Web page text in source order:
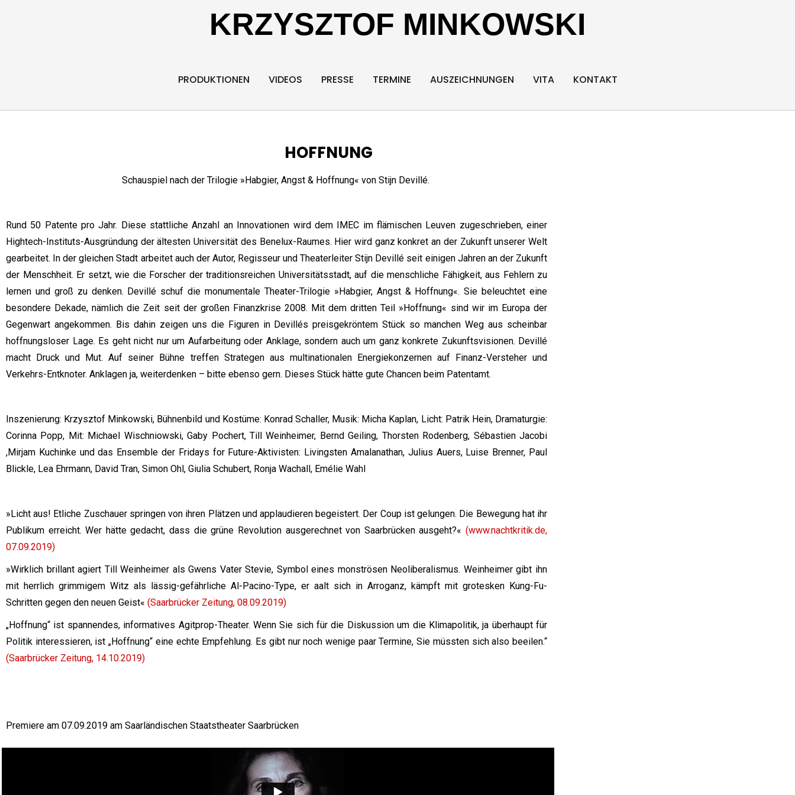
KRZYSZTOF MINKOWSKI
PRODUKTIONEN VIDEOS PRESSE TERMINE AUSZEICHNUNGEN VITA KONTAKT
HOFFNUNG
Schauspiel nach der Trilogie »Habgier, Angst & Hoffnung« von Stijn Devillé.
Rund 50 Patente pro Jahr. Diese stattliche Anzahl an Innovationen wird dem IMEC im flämischen Leuven zugeschrieben, einer
Hightech-Instituts-Ausgründung der ältesten Universität des Benelux-Raumes. Hier wird ganz konkret an der Zukunft unserer Welt
gearbeitet. In der gleichen Stadt arbeitet auch der Autor, Regisseur und Theaterleiter Stijn Devillé seit einigen Jahren an der Zukunft
der Menschheit. Er setzt, wie die Forscher der traditionsreichen Universitätsstadt, auf die menschliche Fähigkeit, aus Fehlern zu
lernen und groß zu denken. Devillé schuf die monumentale Theater-Trilogie »Habgier, Angst & Hoffnung«. Sie beleuchtet eine
besondere Dekade, nämlich die Zeit seit der großen Finanzkrise 2008. Mit dem dritten Teil »Hoffnung« sind wir im Europa der
Gegenwart angekommen. Bis dahin zeigen uns die Figuren in Devillés preisgekröntem Stück so manchen Weg aus scheinbar
hoffnungsloser Lage. Es geht nicht nur um Aufarbeitung oder Anklage, sondern auch um ganz konkrete Zukunftsvisionen. Devillé
macht Druck und Mut. Auf seiner Bühne treffen Strategen aus multinationalen Energiekonzernen auf Finanz-Versteher und
Verkehrs-Entknoter. Anklagen ja, weiterdenken – bitte ebenso gern. Dieses Stück hätte gute Chancen beim Patentamt.
Inszenierung: Krzysztof Minkowski, Bühnenbild und Kostüme: Konrad Schaller, Musik: Micha Kaplan, Licht: Patrik Hein, Dramaturgie:
Corinna Popp, Mit: Michael Wischniowski, Gaby Pochert, Till Weinheimer, Bernd Geiling, Thorsten Rodenberg, Sébastien Jacobi
,Mirjam Kuchinke und das Ensemble der Fridays for Future-Aktivisten: Livingsten Amalanathan, Julius Auers, Luise Brenner, Paul
Blickle, Lea Ehrmann, David Tran, Simon Ohl, Giulia Schubert, Ronja Wachall, Emélie Wahl
»Licht aus! Etliche Zuschauer springen von ihren Plätzen und applaudieren begeistert. Der Coup ist gelungen. Die Bewegung hat ihr
Publikum erreicht. Wer hätte gedacht, dass die grüne Revolution ausgerechnet von Saarbrücken ausgeht?« (www.nachtkritik.de,
07.09.2019)
»Wirklich brillant agiert Till Weinheimer als Gwens Vater Stevie, Symbol eines monströsen Neoliberalismus. Weinheimer gibt ihn
mit herrlich grimmigem Witz als lässig-gefährliche Al-Pacino-Type, er aalt sich in Arroganz, kämpft mit grotesken Kung-Fu-
Schritten gegen den neuen Geist« (Saarbrücker Zeitung, 08.09.2019)
„Hoffnung“ ist spannendes, informatives Agitprop-Theater. Wenn Sie sich für die Diskussion um die Klimapolitik, ja überhaupt für
Politik interessieren, ist „Hoffnung“ eine echte Empfehlung. Es gibt nur noch wenige paar Termine, Sie müssten sich also beeilen.“
(Saarbrücker Zeitung, 14.10.2019)
Premiere am 07.09.2019 am Saarländischen Staatstheater Saarbrücken